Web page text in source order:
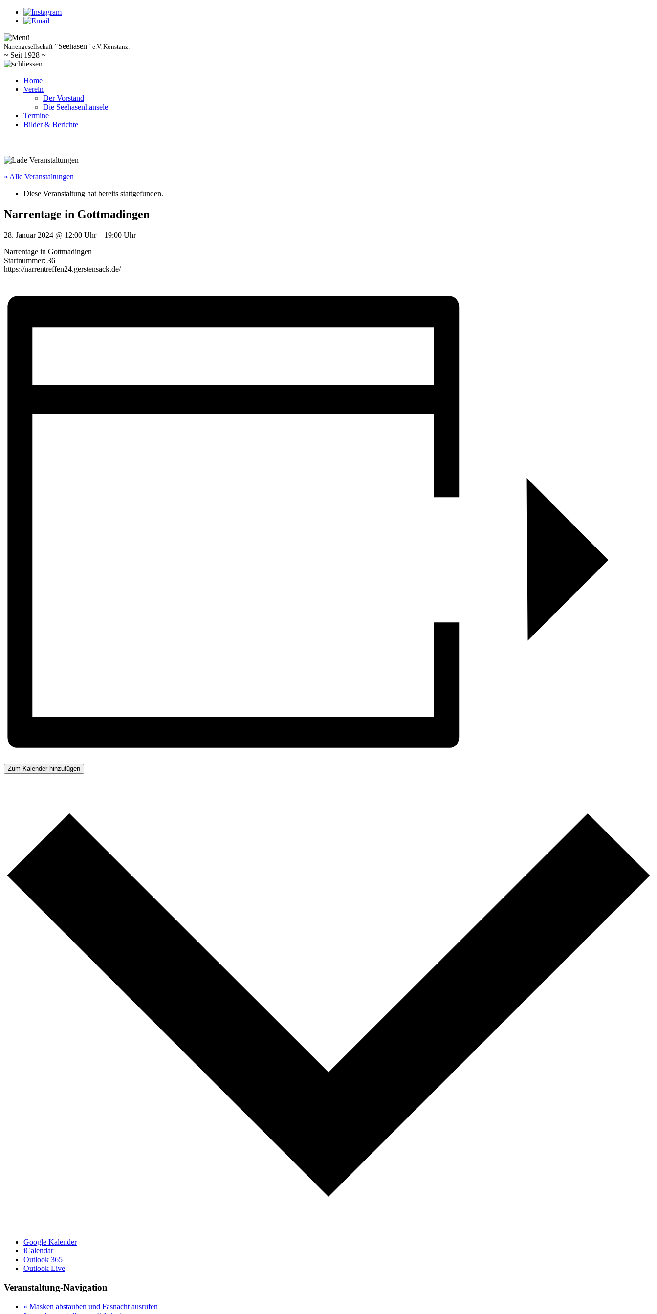
Narrengesellschaft "Seehasen" e.V. Konstanz.
~ Seit 1928 ~
Home
Verein
Der Vorstand
Die Seehasenhansele
Termine
Bilder & Berichte
« Alle Veranstaltungen
Diese Veranstaltung hat bereits stattgefunden.
Narrentage in Gottmadingen
28. Januar 2024 @ 12:00 Uhr– 19:00 Uhr
Narrentage in Gottmadingen
Startnummer: 36
https://narrentreffen24.gerstensack.de/
Zum Kalender hinzufügen
Google Kalender
iCalendar
Outlook 365
Outlook Live
Veranstaltung-Navigation
« Masken abstauben und Fasnacht ausrufen